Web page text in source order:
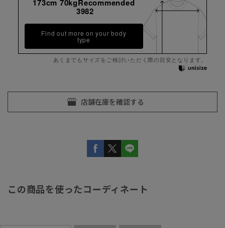
173cm 70kgRecommended
3982
Find out more on your body
type
あくまでもサイズをご検討いただく際の目安となります。
この商品を使ったコーディネート